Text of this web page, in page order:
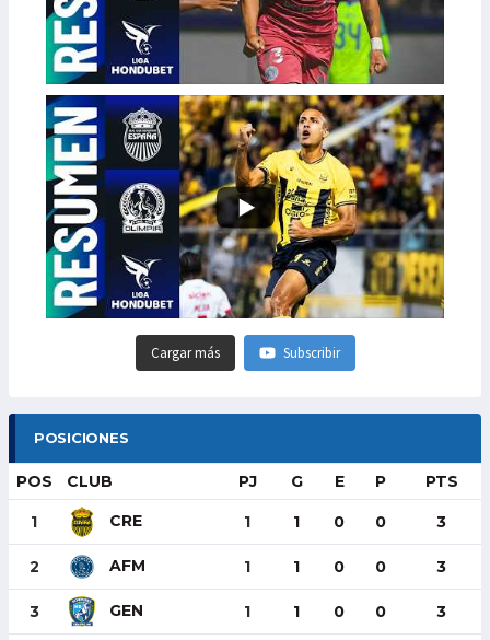
Cargar más Subscribir
POSICIONES
POS CLUB PJ G E P PTS
1 CRE 1 1 0 0 3
2 AFM 1 1 0 0 3
3 GEN 1 1 0 0 3